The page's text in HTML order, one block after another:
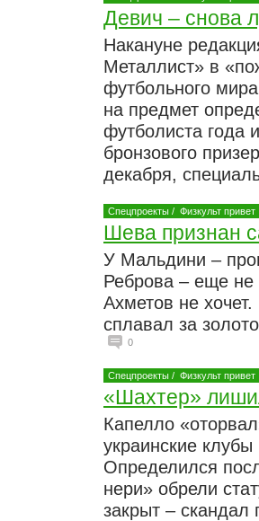
Девич – снова
Накануне
Металлист» в
футбольного
на предмет
футболиста года
бронзового
декабря,
Спецпроекты / Физкульт привет
Шева признан
У Мальдини –
Реброва – еще
Ахметов не
сплавал за
0
Спецпроекты / Физкульт привет
«Шахтер»
Капелло
украинские
Определился
нери» обрели
закрыт –